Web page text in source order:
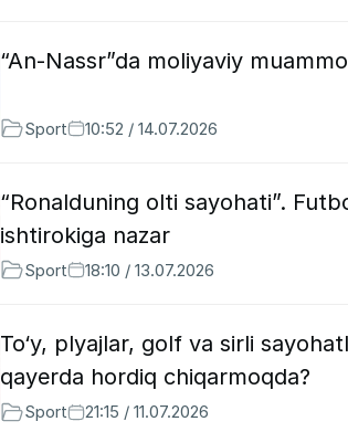
“An-Nassr”da moliyaviy
Sport 10:52 / 14.07.2026
“Ronalduning olti sayohati”.
ishtirokiga nazar
Sport 18:10 / 13.07.2026
To‘y, plyajlar, golf va sirli
qayerda hordiq chiqarmoqda?
Sport 21:15 / 11.07.2026